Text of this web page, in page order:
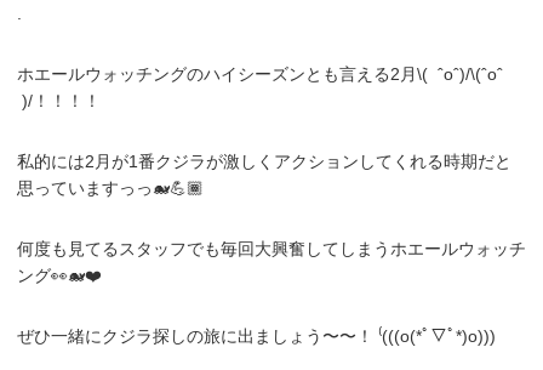
ホエールウォッチングのハイシーズンとも言える2月\( ˆoˆ)/\(ˆoˆ
)/！！！！
私的には2月が1番クジラが激しくアクションしてくれる時期だと
思っていますっっ🐋💪🏾
何度も見てるスタッフでも毎回大興奮してしまうホエールウォッチ
ング👀🐋❤️
ぜひ一緒にクジラ探しの旅に出ましょう〜〜！ ⁽(((o(*ﾟ▽ﾟ*)o)))